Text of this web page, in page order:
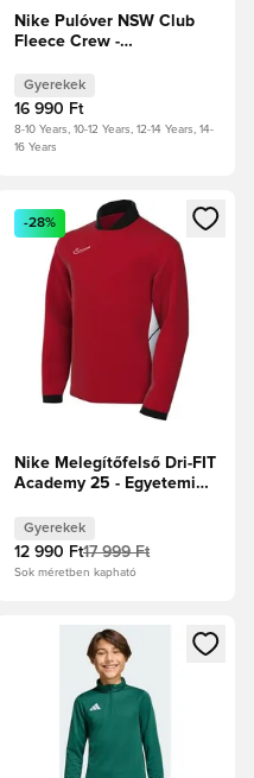
Nike Pulóver NSW Club
Fleece Crew -
Gyerekek
16 990 Ft
8-10 Years, 10-12 Years, 12-14 Years, 14-
16 Years
vagy a tagként
Megnyit egy modált a
-28%
Nike Melegítőfelső Dri-FIT
Academy 25 - Egyetemi
Gyerek
Gyerekek
12 990 Ft17 999 Ft
Sok méretben kapható
vagy a tagként
Megnyit egy modált a